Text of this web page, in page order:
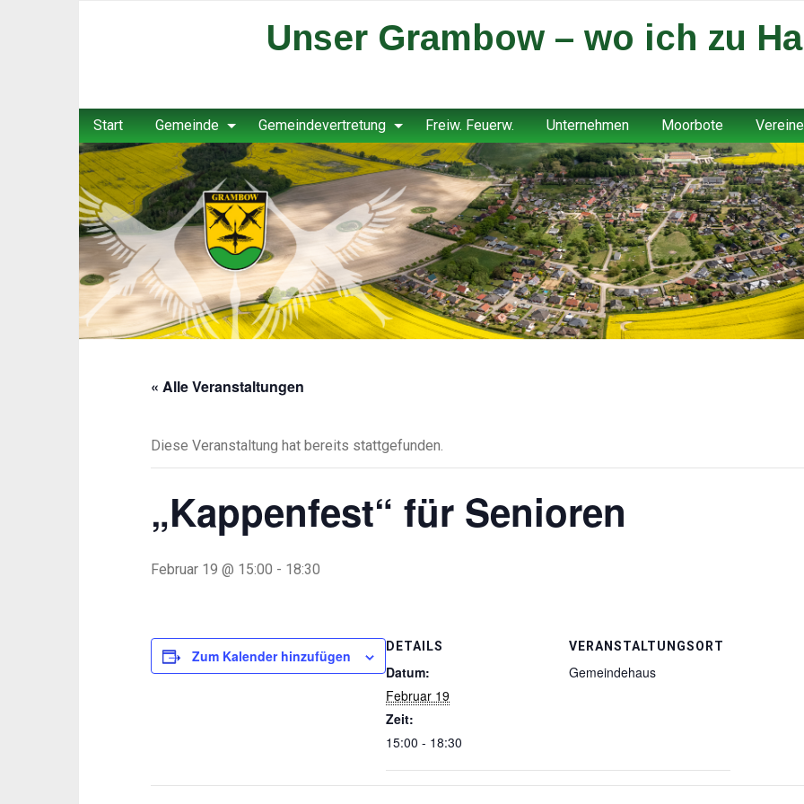
Unser Grambow – wo ich zu
Start Gemeinde Gemeindevertretung Freiw. Feuerw. Unternehmen Moorbote Vereine
« Alle Veranstaltungen
Diese Veranstaltung hat bereits stattgefunden.
„Kappenfest“ für Senioren
Februar 19 @ 15:00 - 18:30
Zum Kalender hinzufügen
DETAILS
Datum:
Februar 19
Zeit:
15:00 - 18:30
VERANSTALTUNGSORT
Gemeindehaus